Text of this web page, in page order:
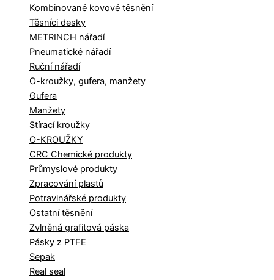
Kombinované kovové těsnění
Těsníci desky
METRINCH nářadí
Pneumatické nářadí
Ruční nářadí
O-kroužky, gufera, manžety
Gufera
Manžety
Stírací kroužky
O-KROUŽKY
CRC Chemické produkty
Průmyslové produkty
Zpracování plastů
Potravinářské produkty
Ostatní těsnění
Zvlněná grafitová páska
Pásky z PTFE
Sepak
Real seal